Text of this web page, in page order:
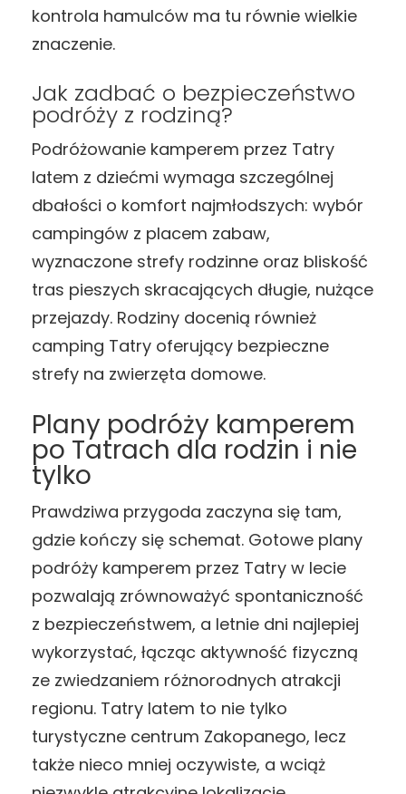
kontrola hamulców ma tu równie wielkie
znaczenie.
Jak zadbać o bezpieczeństwo
podróży z rodziną?
Podróżowanie kamperem przez Tatry
latem z dziećmi wymaga szczególnej
dbałości o komfort najmłodszych: wybór
campingów z placem zabaw,
wyznaczone strefy rodzinne oraz bliskość
tras pieszych skracających długie, nużące
przejazdy. Rodziny docenią również
camping Tatry oferujący bezpieczne
strefy na zwierzęta domowe.
Plany podróży kamperem
po Tatrach dla rodzin i nie
tylko
Prawdziwa przygoda zaczyna się tam,
gdzie kończy się schemat. Gotowe plany
podróży kamperem przez Tatry w lecie
pozwalają zrównoważyć spontaniczność
z bezpieczeństwem, a letnie dni najlepiej
wykorzystać, łącząc aktywność fizyczną
ze zwiedzaniem różnorodnych atrakcji
regionu. Tatry latem to nie tylko
turystyczne centrum Zakopanego, lecz
także nieco mniej oczywiste, a wciąż